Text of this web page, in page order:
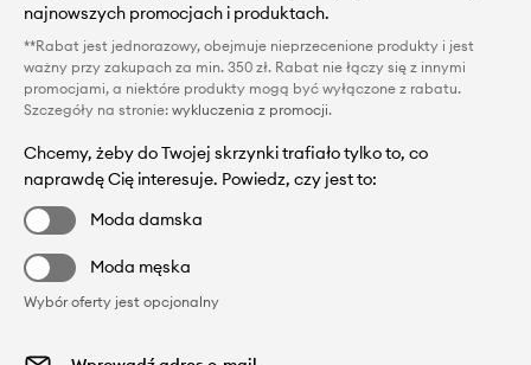
najnowszych promocjach i produktach.
**Rabat jest jednorazowy, obejmuje nieprzecenione produkty i jest
ważny przy zakupach za min. 350 zł. Rabat nie łączy się z innymi
promocjami, a niektóre produkty mogą być wyłączone z rabatu.
Szczegóły na stronie: wykluczenia z promocji.
Chcemy, żeby do Twojej skrzynki trafiało tylko to, co
naprawdę Cię interesuje. Powiedz, czy jest to:
Moda damska
Moda męska
Wybór oferty jest opcjonalny